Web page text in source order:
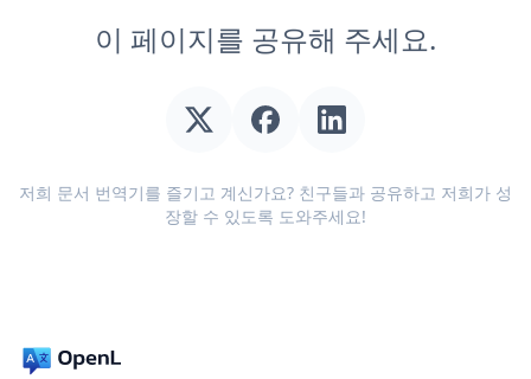
이 페이지를 공유해 주세요.
저희 문서 번역기를 즐기고 계신가요? 친구들과 공유하고 저희가 성
장할 수 있도록 도와주세요!